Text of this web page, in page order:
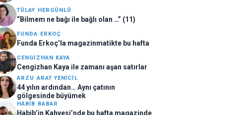
TÜLAY HERGÜNLÜ
“Bilmem ne bağı ile bağlı olan …” (11)
FUNDA ERKOÇ
Funda Erkoç’la magazinmatikte bu hafta
CENGIZHAN KAYA
Cengizhan Kaya ile zamanı aşan satırlar
ARZU ARAT YENICIL
44 yılın ardından… Aynı çatının
gölgesinde büyümek
HABIB BABAR
Habib’in Kahvesi’nde bu hafta magazinde